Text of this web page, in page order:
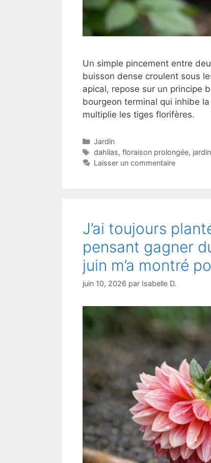
Un simple pincement entre
buisson dense croulent sous
apical, repose sur un principe
bourgeon terminal qui inhibe
multiplie les tiges florifères.
Catégories
Jardin
Étiquettes
dahlias, floraison prolongée,
Laisser un commentaire
J’ai toujours
pensant gagner
juin m’a montré
juin 10, 2026 par Isabelle D.